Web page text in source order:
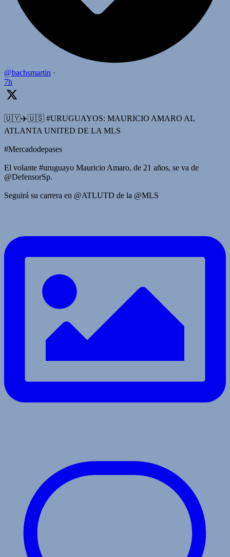
@bachsmartin ·
7h
🇺🇾✈️🇺🇸 #URUGUAYOS: MAURICIO AMARO AL
ATLANTA UNITED DE LA MLS
#Mercadodepases
El volante #uruguayo Mauricio Amaro, de 21 años, se va de
@DefensorSp.
Seguirá su carrera en @ATLUTD de la @MLS